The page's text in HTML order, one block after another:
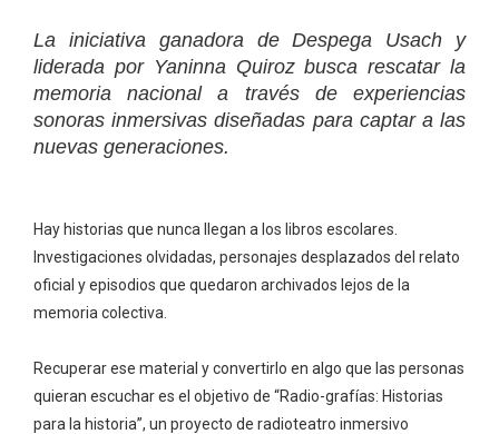
La iniciativa ganadora de Despega Usach y
liderada por Yaninna Quiroz busca rescatar la
memoria nacional a través de experiencias
sonoras inmersivas diseñadas para captar a las
nuevas generaciones.
Hay historias que nunca llegan a los libros escolares.
Investigaciones olvidadas, personajes desplazados del relato
oficial y episodios que quedaron archivados lejos de la
memoria colectiva.
Recuperar ese material y convertirlo en algo que las personas
quieran escuchar es el objetivo de “Radio-grafías: Historias
para la historia”, un proyecto de radioteatro inmersivo